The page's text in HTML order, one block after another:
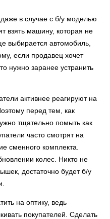
в случае с б/у моделью
взять машину, которая не
выбирается автомобиль,
если продавец хочет
нужно заранее устранить
активнее реагируют на
перед тем, как
тщательно помыть как
часто смотрят на
сменного комплекта.
колес. Никто не
достаточно будет б/у
на оптику, ведь
покупателей. Сделать